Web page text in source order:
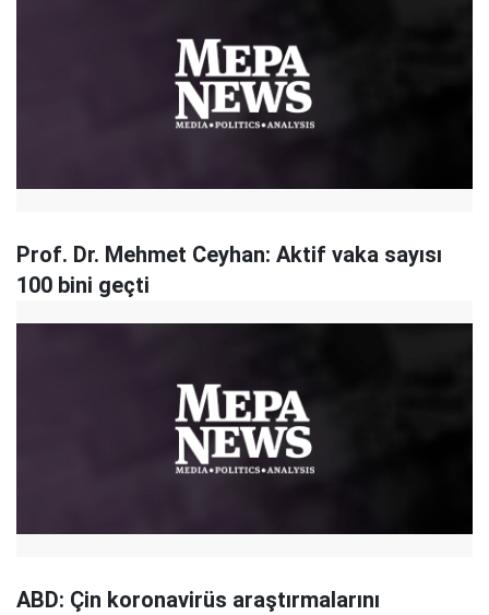
Prof. Dr. Mehmet Ceyhan: Aktif vaka sayısı
100 bini geçti
ABD: Çin koronavirüs araştırmalarını